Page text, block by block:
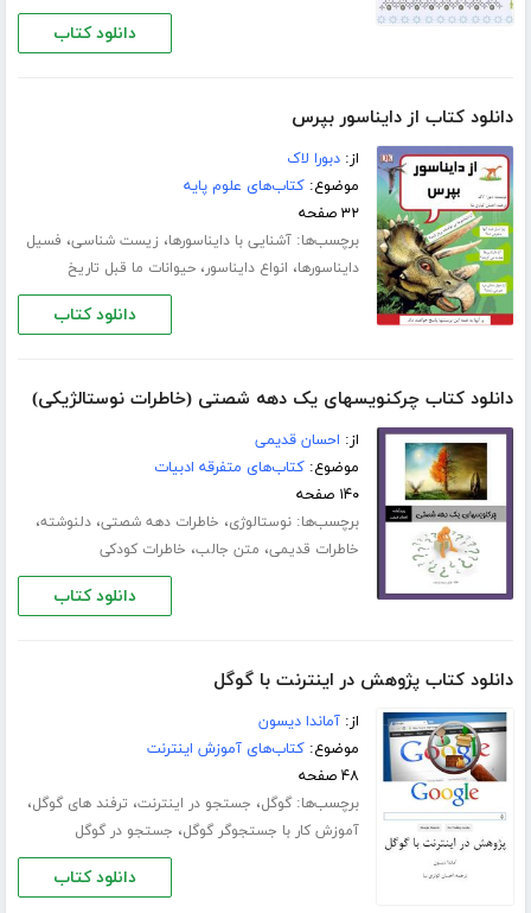
دانلود کتاب
دانلود کتاب از دایناسور بپرس
از:دبورا لاک
موضوع:کتاب‌های علوم پایه
۳۲ صفحه
برچسب‌ها:آشنایی با دایناسورها، زیست شناسی، فسیل
دایناسورها، انواع دایناسور،حیوانات ما قبل تاریخ
دانلود کتاب
دانلود کتاب چرکنویسهای یک دهه شصتی (خاطرات نوستالژیکی)
از: احسان قدیمی
موضوع:کتاب‌های متفرقه ادبیات
۱۴۰ صفحه
برچسب‌ها:نوستالوژی، خاطرات دهه شصتی،دلنوشته،
خاطرات قدیمی، متن جالب، خاطرات کودکی
دانلود کتاب
دانلود کتاب پژوهش در اینترنت با گوگل
از:آماندا دیسون
موضوع:کتاب‌های آموزش اینترنت
۴۸ صفحه
برچسب‌ها:گوگل، جستجو در اینترنت، ترفند های گوگل،
آموزش کار با جستجوگر گوگل، جستجو در گوگل
دانلود کتاب